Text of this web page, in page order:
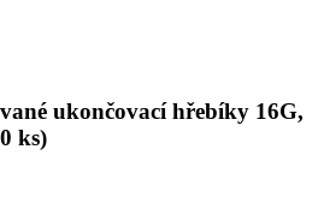
ukončovací hřebíky 16G,
ks)